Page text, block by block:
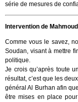
série de mesures de
Intervention de
Comme vous le savez,
Soudan, visant à mettre
politique.
Je crois qu’après toute
résultat, c’est que les
général Al Burhan afin
être mises en place